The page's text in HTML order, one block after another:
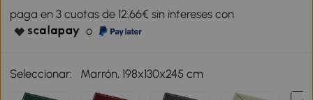
paga en 3 cuotas de 12,66€ sin intereses con
o
Seleccionar: Marrón, 198x130x245 cm